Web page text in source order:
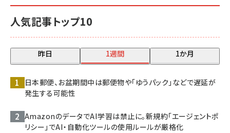
人気記事トップ10
昨日 1週間 1か月
日本郵便、お盆期間中は郵便物や「ゆうパック」などで遅延が
発生する可能性
AmazonのデータでAI学習は禁止に。新規約「エージェントポ
リシー」でAI・自動化ツールの使用ルールが厳格化